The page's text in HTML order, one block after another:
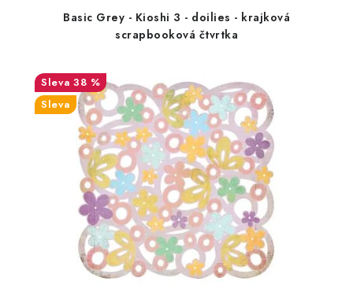
Basic Grey - Kioshi 3 - doilies - krajková
scrapbooková čtvrtka
38 %
Sleva